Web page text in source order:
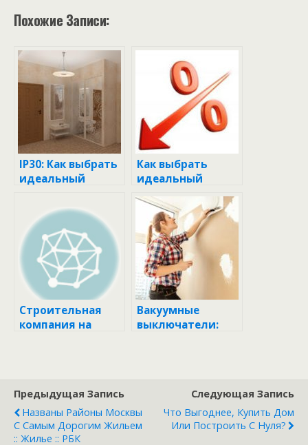
Похожие Записи:
IP30: Как выбрать
идеальный
защиты для
вашего
строительного
проекта
Как выбрать
идеальный
размер газоблока
для вашего
строительного
проекта
Строительная
компания на
пешеходный
переход
Вакуумные
выключатели:
вашего проекта
Предыдущая Запись
Названы Районы Москвы
С Самым Дорогим Жильем
:: Жилье :: РБК
Следующая Запись
Что Выгоднее, Купить Дом
Или Построить С Нуля?